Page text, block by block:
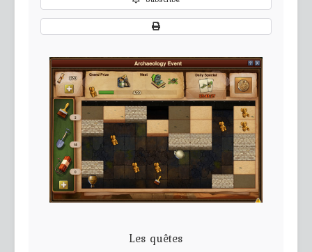
Les quêtes